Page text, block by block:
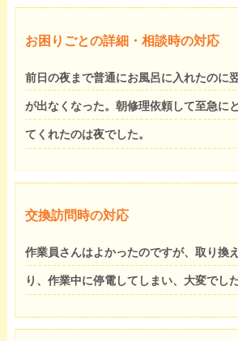
お困りごとの詳細・相談時の対応
前日の夜まで普通にお風呂に入れたのに
が出なくなった。朝修理依頼して至急に
てくれたのは夜でした。
交換訪問時の対応
作業員さんはよかったのですが、取り換
り、作業中に停電してしまい、大変でした